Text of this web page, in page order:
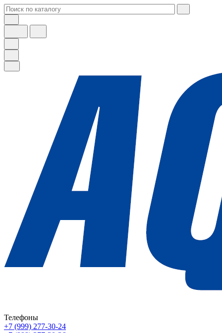
Телефоны
+7 (999) 277-30-24